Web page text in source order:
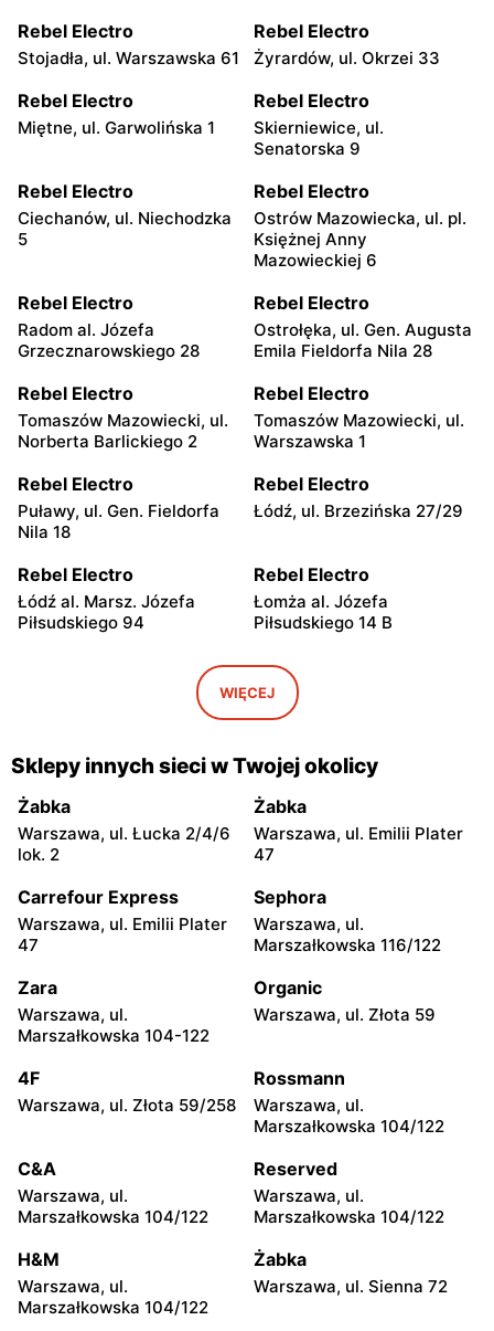
Rebel Electro
Stojadła, ul. Warszawska 61
Rebel Electro
Żyrardów, ul. Okrzei 33
Rebel Electro
Miętne, ul. Garwolińska 1
Rebel Electro
Skierniewice, ul.
Senatorska 9
Rebel Electro
Ciechanów, ul. Niechodzka
5
Rebel Electro
Ostrów Mazowiecka, ul. pl.
Księżnej Anny
Mazowieckiej 6
Rebel Electro
Radom al. Józefa
Grzecznarowskiego 28
Rebel Electro
Ostrołęka, ul. Gen. Augusta
Emila Fieldorfa Nila 28
Rebel Electro
Tomaszów Mazowiecki, ul.
Norberta Barlickiego 2
Rebel Electro
Tomaszów Mazowiecki, ul.
Warszawska 1
Rebel Electro
Puławy, ul. Gen. Fieldorfa
Nila 18
Rebel Electro
Łódź, ul. Brzezińska 27/29
Rebel Electro
Łódź al. Marsz. Józefa
Piłsudskiego 94
Rebel Electro
Łomża al. Józefa
Piłsudskiego 14 B
Piotrków Trybunalski, ul.
Juliusza Słowackiego 123
Rebel Electro
Bełchatów, ul. Kolejowa 6
Rebel Electro
Sieradz, ul. Wojska
Polskiego 11
Rebel Electro
Białystok, ul. Wrocławska
20/20
Rebel Electro Rebel Electro
Rebel Electro
Toruń, ul. Władysława
Rebel Electro
Grudziądz, ul. Konarskiego
Rebel Electro
Kalisz, ul. Prymasa Stefana
Rebel Electro
Rebel Electro Rebel Electro
Starogard Gdański, ul.
Rebel Electro
Zabrze, ul. pl. Teatralny 12
Rebel Electro
Poznań, ul. Szwedzka 6A
Rebel Electro
Chojnice, ul. Aleja Bayeux 1
Rebel Electro
WIĘCEJ
Sklepy innych sieci w Twojej okolicy
Żabka
Warszawa, ul. Łucka 2/4/6
lok. 2
Żabka
Warszawa, ul. Emilii Plater
47
Carrefour Express
Warszawa, ul. Emilii Plater
47
Sephora
Warszawa, ul.
Marszałkowska 116/122
Zara
Warszawa, ul.
Marszałkowska 104-122
Organic
Warszawa, ul. Złota 59
4F
Warszawa, ul. Złota 59/258
Rossmann
Warszawa, ul.
Marszałkowska 104/122
C&A
Warszawa, ul.
Marszałkowska 104/122
Reserved
Warszawa, ul.
Marszałkowska 104/122
H&M
Warszawa, ul.
Marszałkowska 104/122
Żabka
Warszawa, ul. Sienna 72